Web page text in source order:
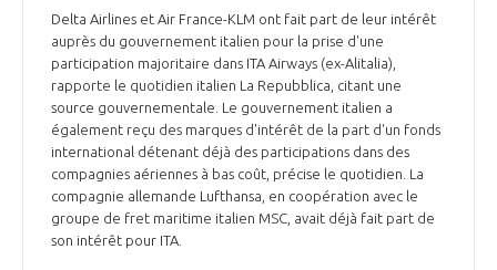
Delta Airlines et Air France-KLM ont fait part de leur intérêt
auprès du gouvernement italien pour la prise d'une
participation majoritaire dans ITA Airways (ex-Alitalia),
rapporte le quotidien italien La Repubblica, citant une
source gouvernementale. Le gouvernement italien a
également reçu des marques d'intérêt de la part d'un fonds
international détenant déjà des participations dans des
compagnies aériennes à bas coût, précise le quotidien. La
compagnie allemande Lufthansa, en coopération avec le
groupe de fret maritime italien MSC, avait déjà fait part de
son intérêt pour ITA.